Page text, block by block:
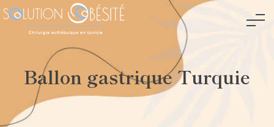
Ballon gastrique Turquie